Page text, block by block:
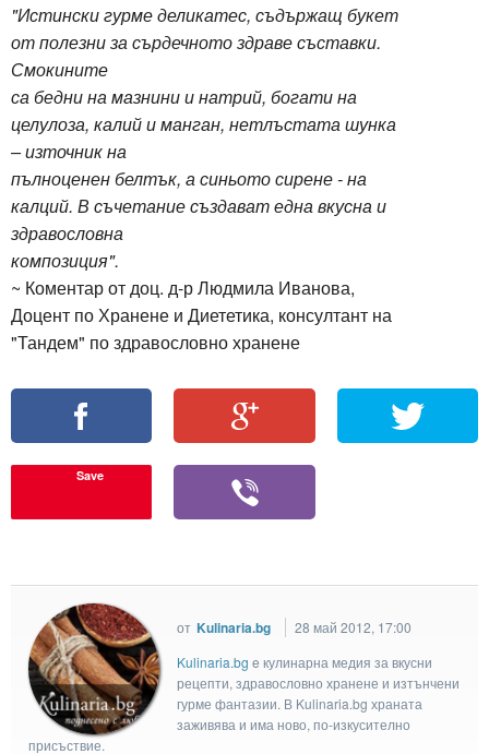
"Истински гурме деликатес, съдържащ букет
от полезни за сърдечното здраве съставки.
Смокините
са бедни на мазнини и натрий, богати на
целулоза, калий и манган, нетлъстата шунка
– източник на
пълноценен белтък, а синьото сирене - на
калций. В съчетание създават една вкусна и
здравословна
композиция".
~ Коментар от доц. д-р Людмила Иванова,
Доцент по Хранене и Диететика, консултант на
"Тандем" по здравословно хранене
Save
от Kulinaria.bg
28 май 2012, 17:00
Kulinaria.bg e кулинарна медия за вкусни
рецепти, здравословно хранене и изтънчени
гурме фантазии. В Kulinaria.bg храната
заживява и има ново, по-изкусително
присъствие.